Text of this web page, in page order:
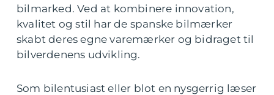
bilmarked. Ved at kombinere innovation,
kvalitet og stil har de spanske bilmærker
skabt deres egne varemærker og bidraget til
bilverdenens udvikling.
Som bilentusiast eller blot en nysgerrig læser